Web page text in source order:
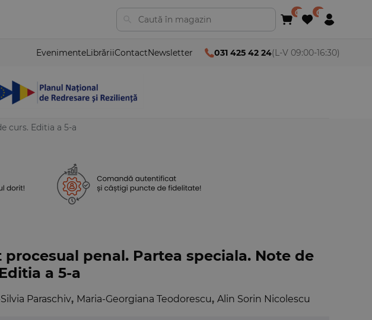
EvenimenteLibrăriiContactNewsletter 031 425 42 24(L-V 09:00-16:30)
curs. Editia a 5-a
procesual penal. Partea speciala. Note de
a 5-a
Paraschiv, Maria-Georgiana Teodorescu, Alin Sorin Nicolescu